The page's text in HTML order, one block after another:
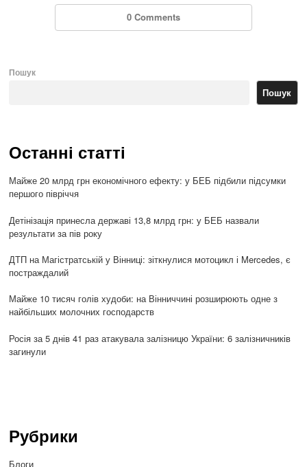
0 Comments
Пошук
Пошук
Останні статті
Майже 20 млрд грн економічного ефекту: у БЕБ підбили підсумки
першого півріччя
Детінізація принесла державі 13,8 млрд грн: у БЕБ назвали
результати за пів року
ДТП на Магістратській у Вінниці: зіткнулися мотоцикл і Mercedes, є
постраждалий
Майже 10 тисяч голів худоби: на Вінниччині розширюють одне з
найбільших молочних господарств
Росія за 5 днів 41 раз атакувала залізницю України: 6 залізничників
загинули
Рубрики
Блоги